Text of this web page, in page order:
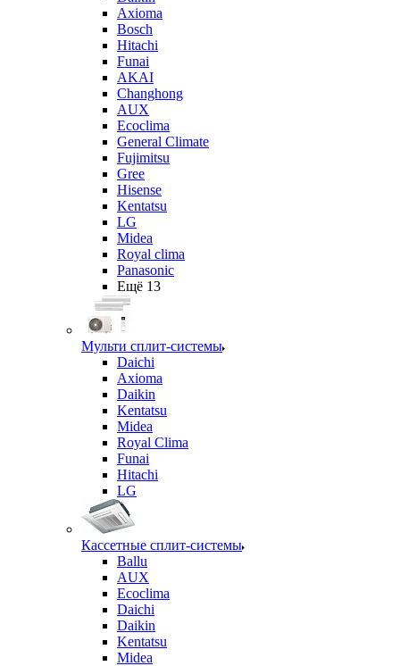
Axioma
Bosch
Hitachi
Funai
AKAI
Changhong
AUX
Ecoclima
General Climate
Fujimitsu
Gree
Hisense
Kentatsu
LG
Midea
Royal clima
Panasonic
Ещё 13
Мульти сплит-системы
Daichi
Axioma
Daikin
Kentatsu
Midea
Royal Clima
Funai
Hitachi
LG
Кассетные сплит-системы
Ballu
AUX
Ecoclima
Daichi
Daikin
Kentatsu
Midea